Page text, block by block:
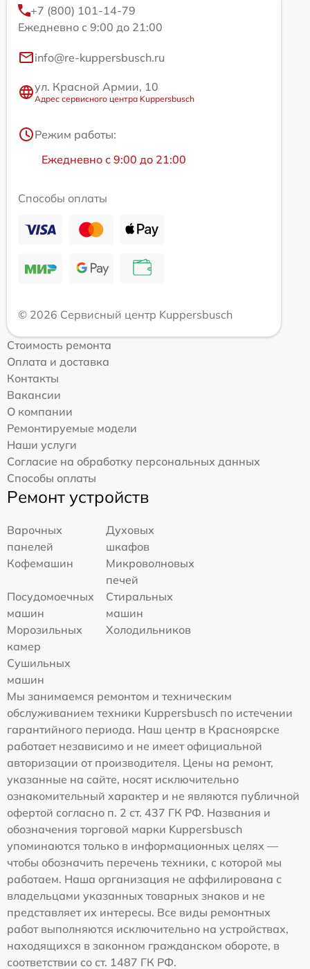
+7 (800) 101-14-79
Ежедневно с 9:00 до 21:00
info@re-kuppersbusch.ru
ул. Красной Армии, 10
Адрес сервисного центра Kuppersbusch
Режим работы:
Ежедневно с 9:00 до 21:00
Способы оплаты
© 2026 Сервисный центр Kuppersbusch
Стоимость ремонта
Оплата и доставка
Контакты
Вакансии
О компании
Ремонтируемые модели
Наши услуги
Согласие на обработку персональных данных
Способы оплаты
Ремонт устройств
Варочных
панелей
Духовых
шкафов
Кофемашин
Микроволновых
печей
Посудомоечных
машин
Стиральных
машин
Морозильных
камер
Холодильников
Сушильных
машин
Мы занимаемся ремонтом и техническим
обслуживанием техники Kuppersbusch по истечении
гарантийного периода. Наш центр в Красноярске
работает независимо и не имеет официальной
авторизации от производителя. Цены на ремонт,
указанные на сайте, носят исключительно
ознакомительный характер и не являются публичной
офертой согласно п. 2 ст. 437 ГК РФ. Названия и
обозначения торговой марки Kuppersbusch
упоминаются только в информационных целях —
чтобы обозначить перечень техники, с которой мы
работаем. Наша организация не аффилирована с
владельцами указанных товарных знаков и не
представляет их интересы. Все виды ремонтных
работ выполняются исключительно на устройствах,
находящихся в законном гражданском обороте, в
соответствии со ст. 1487 ГК РФ.